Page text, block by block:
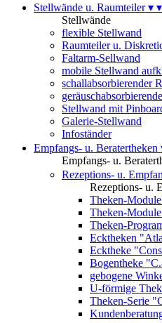
Stellwände u. Raumteiler▾ ▾
Stellwände
flexible Stellwand
Raumteiler u.
Faltarm-Sellwand
mobile Stellwand
schallabsorbierender
Stellwand mit
Galerie-Stellwand
Infoständer
Empfangs- u. Beratertheken
Empfangs- u.
Rezeptions- u.
Rezeptions- u.
Theken-
Theken-
Theken-
Ecktheken
Ecktheke
Bogentheke
gebogene
U-förmige
Theken-Serie